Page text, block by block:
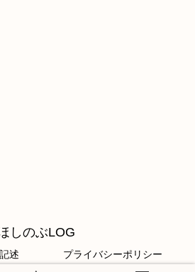
しのぶLOG
述 プライバシーポリシー